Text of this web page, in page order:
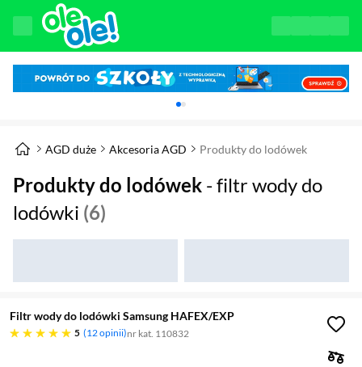
Karuzela z banerami, aktualny element 1 z
AGD duże Akcesoria AGD Produkty do lodówek
Produkty do lodówek - filtr wody do
lodówki (6)
Filtr wody do lodówki Samsung HAFEX/EXP
5
pięć gwiazdek 12 opinii nr kat. 110832